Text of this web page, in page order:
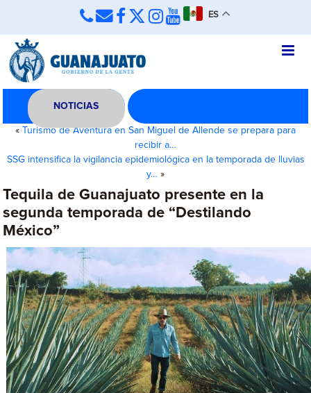
ES
NOTICIAS
«
Turismo de Aventura en San Miguel de Allende se prepara para
recibir a…
SSG intensifica la vigilancia epidemiológica en la temporada de lluvias
y… »
Tequila de Guanajuato presente en la
segunda temporada de “Destilando
México”